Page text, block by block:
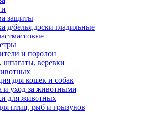
защиты
д/белья,доски гладильные
и поролон
веревки
для кошек и собак
и уход за животными
для животных
птиц, рыб и грызунов